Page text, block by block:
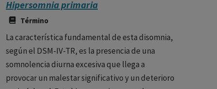
Hipersomnia primaria
Término
La característica fundamental de esta disomnia,
según el DSM-IV-TR, es la presencia de una
somnolencia diurna excesiva que llega a
provocar un malestar significativo y un deterioro